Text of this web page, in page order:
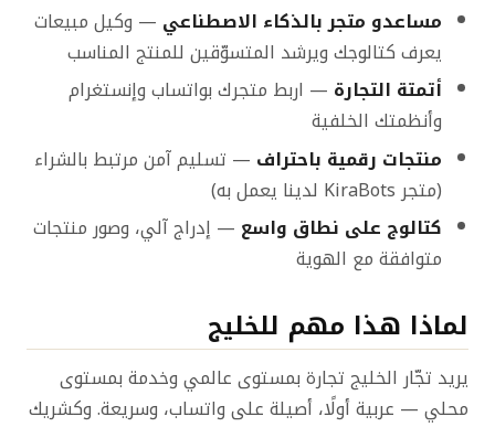
مساعدو متجر بالذكاء الاصطناعي — وكيل مبيعات
يعرف كتالوجك ويرشد المتسوّقين للمنتج المناسب
أتمتة التجارة — اربط متجرك بواتساب وإنستغرام
وأنظمتك الخلفية
منتجات رقمية باحتراف — تسليم آمن مرتبط بالشراء
(متجر KiraBots لدينا يعمل به)
كتالوج على نطاق واسع — إدراج آلي، وصور منتجات
متوافقة مع الهوية
لماذا هذا مهم للخليج
يريد تجّار الخليج تجارة بمستوى عالمي وخدمة بمستوى
محلي — عربية أولًا، أصيلة على واتساب، وسريعة. وكشريك